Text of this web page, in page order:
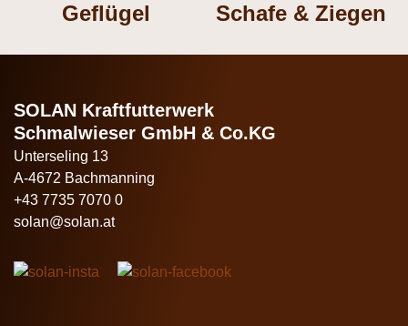
Geflügel Schafe & Ziegen
SOLAN Kraftfutterwerk
Schmalwieser GmbH & Co.KG
Unterseling 13
A-4672 Bachmanning
+43 7735 7070 0
solan@solan.at